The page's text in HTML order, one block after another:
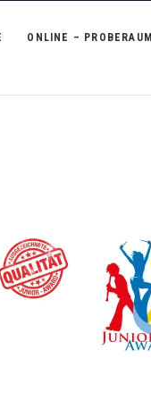
ONLINE – PROBERAUM